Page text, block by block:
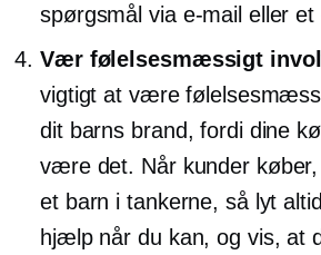
spørgsmål via e-mail eller et
Vær følelsesmæssigt
vigtigt at være
dit barns brand, fordi dine
være det. Når kunder
et barn i tankerne, så lyt
hjælp når du kan, og vis, at